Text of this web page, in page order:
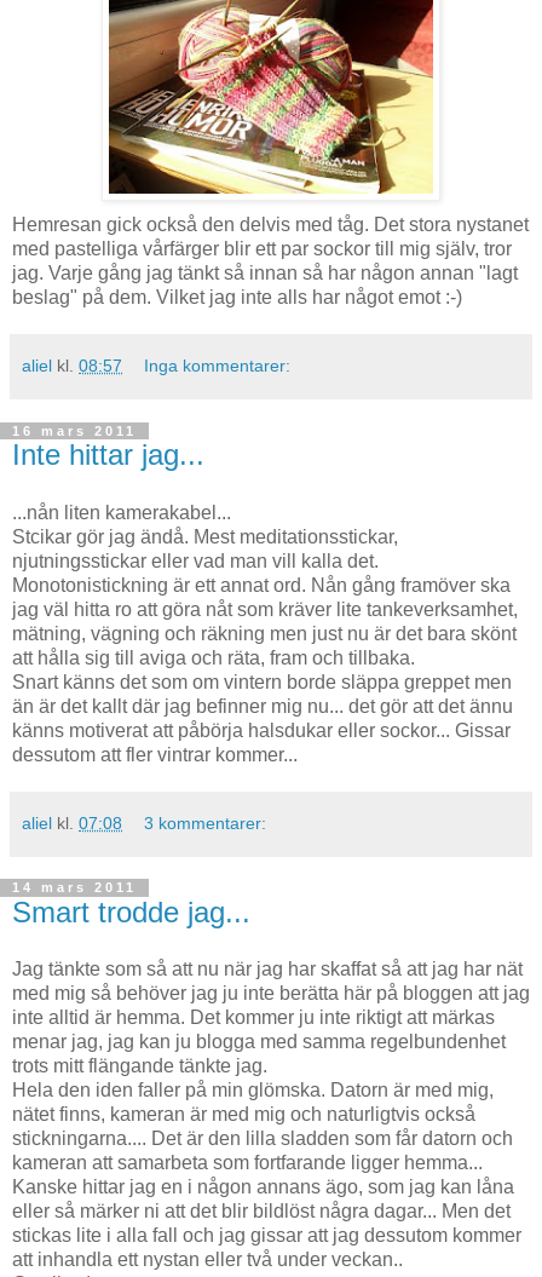
Hemresan gick också den delvis med tåg. Det stora nystanet
med pastelliga vårfärger blir ett par sockor till mig själv, tror
jag. Varje gång jag tänkt så innan så har någon annan "lagt
beslag" på dem. Vilket jag inte alls har något emot :-)
aliel kl. 08:57 Inga kommentarer:
16 mars 2011
Inte hittar jag...
...nån liten kamerakabel...
Stcikar gör jag ändå. Mest meditationsstickar,
njutningsstickar eller vad man vill kalla det.
Monotonistickning är ett annat ord. Nån gång framöver ska
jag väl hitta ro att göra nåt som kräver lite tankeverksamhet,
mätning, vägning och räkning men just nu är det bara skönt
att hålla sig till aviga och räta, fram och tillbaka.
Snart känns det som om vintern borde släppa greppet men
än är det kallt där jag befinner mig nu... det gör att det ännu
känns motiverat att påbörja halsdukar eller sockor... Gissar
dessutom att fler vintrar kommer...
aliel kl. 07:08 3 kommentarer:
14 mars 2011
Smart trodde jag...
Jag tänkte som så att nu när jag har skaffat så att jag har nät
med mig så behöver jag ju inte berätta här på bloggen att jag
inte alltid är hemma. Det kommer ju inte riktigt att märkas
menar jag, jag kan ju blogga med samma regelbundenhet
trots mitt flängande tänkte jag.
Hela den iden faller på min glömska. Datorn är med mig,
nätet finns, kameran är med mig och naturligtvis också
stickningarna.... Det är den lilla sladden som får datorn och
kameran att samarbeta som fortfarande ligger hemma...
Kanske hittar jag en i någon annans ägo, som jag kan låna
eller så märker ni att det blir bildlöst några dagar... Men det
stickas lite i alla fall och jag gissar att jag dessutom kommer
att inhandla ett nystan eller två under veckan..